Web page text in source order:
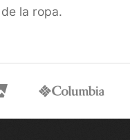
la ropa.